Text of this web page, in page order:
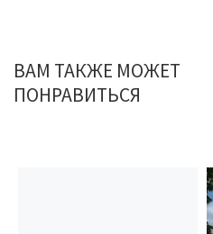
ВАМ ТАКЖЕ МОЖЕТ
ПОНРАВИТЬСЯ